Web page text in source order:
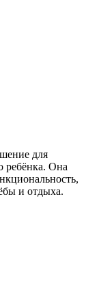
для
ребёнка. Она
и отдыха.